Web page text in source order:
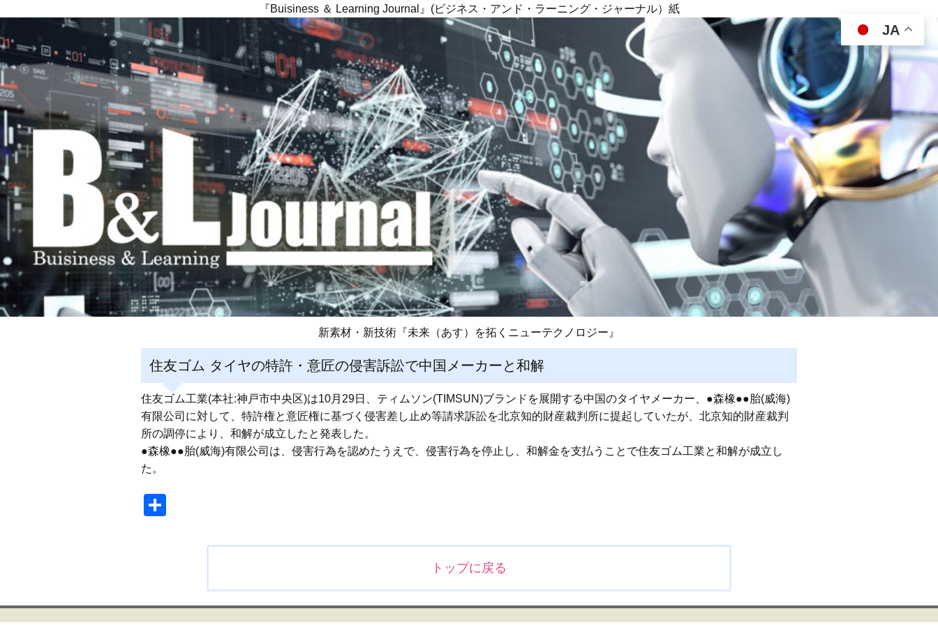
『Buisiness ＆ Learning Journal』(ビジネス・アンド・ラーニング・ジャーナル）紙
新素材・新技術『未来（あす）を拓くニューテクノロジー』
住友ゴム タイヤの特許・意匠の侵害訴訟で中国メーカーと和解
住友ゴム工業(本社:神戸市中央区)は10月29日、ティムソン(TIMSUN)ブランドを展開する中国のタイヤメーカー、●森橡●●胎(威海)
有限公司に対して、特許権と意匠権に基づく侵害差し止め等請求訴訟を北京知的財産裁判所に提起していたが、北京知的財産裁判
所の調停により、和解が成立したと発表した。
●森橡●●胎(威海)有限公司は、侵害行為を認めたうえで、侵害行為を停止し、和解金を支払うことで住友ゴム工業と和解が成立し
た。
ビ
トップに戻る
JA